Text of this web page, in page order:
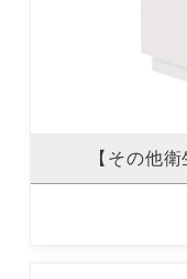
【その他